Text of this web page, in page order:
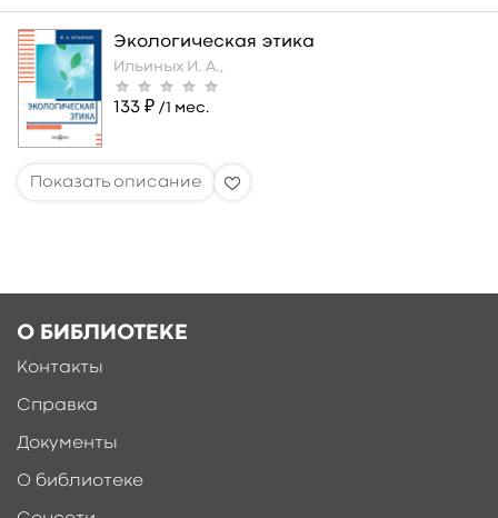
Экологическая этика
Ильиных И. А.,
133 ₽ /1 мес.
О БИБЛИОТЕКЕ
Контакты
Справка
Документы
О библиотеке